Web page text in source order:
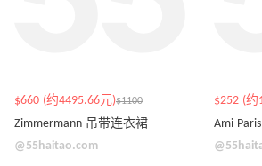
$660 (约4495.66元)$1100
Zimmermann 吊带连衣裙
@55haitao.com
$252 (约
Ami